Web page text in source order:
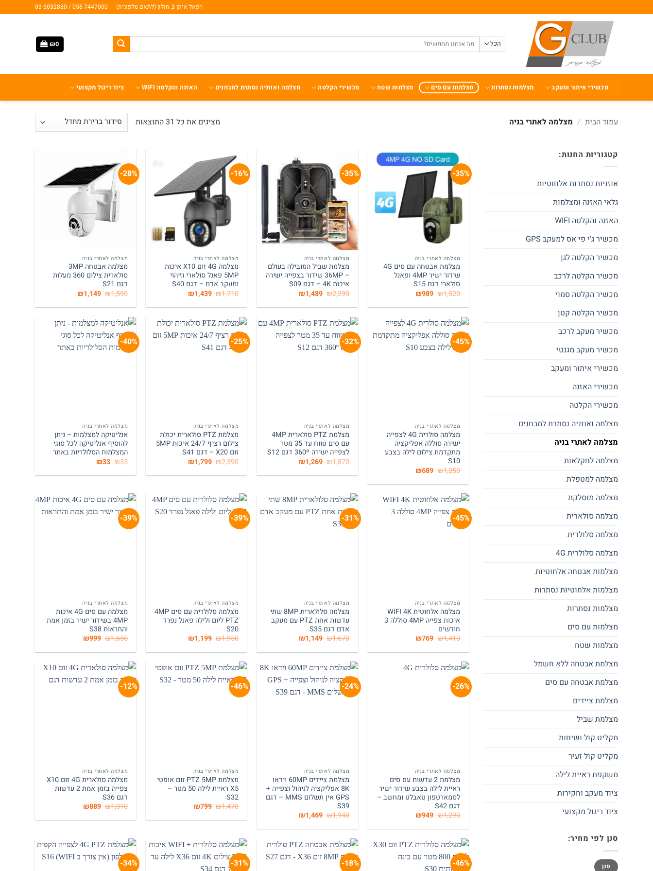
to
רפאל איתן 3, חולון (לתאם טלפונית) 058-7447000 / 03-5032880
עבור:
₪0
מכשירי איתור ומעקב מצלמות נסתרות מצלמות עם סים מצלמות שטח מכשירי הקלטה מצלמה ואוזניה נסתרת למבחנים האזנה והקלטה WIFI ציוד ריגול מקצועי
עמוד הבית / מצלמה לאתרי בניה מציגים את כל ⁦31⁩ התוצאות
קטגוריות החנות:
אוזניות נסתרות אלחוטיות
גלאי האזנה ומצלמות
האזנה והקלטה WIFI
מכשיר ג'י פי אס למעקב GPS
מכשיר הקלטה לגן
מכשיר הקלטה לרכב
מכשיר הקלטה סמוי
מכשיר הקלטה קטן
מכשיר מעקב לרכב
מכשיר מעקב מגנטי
מכשירי איתור ומעקב
מכשירי האזנה
מכשירי הקלטה
מצלמה ואוזניה נסתרת למבחנים
מצלמה לאתרי בניה
מצלמה לחקלאות
מצלמה למטפלת
מצלמה מוסלקת
מצלמה סולארית
מצלמה סלולרית
מצלמה סלולרית 4G
מצלמות אבטחה אלחוטיות
מצלמות אלחוטיות נסתרות
מצלמות נסתרות
מצלמות עם סים
מצלמות שטח
מצלמת אבטחה ללא חשמל
מצלמת אבטחה עם סים
מצלמת ציידים
מצלמת שביל
מקליט קול ושיחות
מקליט קול זעיר
משקפת ראיית לילה
ציוד מעקב וחקירות
ציוד ריגול מקצועי
סנן לפי מחיר:
מחיר
מינימלי
מחיר
מקסימלי
סנן
35%-
מצלמה לאתרי בניה
מצלמת אבטחה עם סים 4G
שידור ישיר 4MP ופאנל
סולארי דגם S15
₪1,520 המחיר
היה:
₪989 המחיר
הוא:
35%-
+
מצלמה לאתרי בניה
מצלמת שביל המובילה בעולם
– 36MP שידור בצפייה ישירה
איכות 4K – דגם S09
₪2,290 המחיר
המקורי
היה:
₪1,489
הוא:
16%-
+
מצלמה לאתרי בניה
מצלמה 4G זום X10 איכות
5MP פאנל סולארי וזיהוי
ומעקב אדם – דגם S40
₪1,710 המחיר
המקורי
היה:
₪1,439
הוא:
28%-
מצלמה לאתרי בניה
מצלמה אבטחה 3MP
סולארית צילום 360 מעלות
דגם S21
₪1,590 המחיר
המקורי
היה:
₪1,149
הוא:
45%-
מצלמה לאתרי בניה
מצלמה סולרית 4G לצפייה
ישירה סוללה אפליקציה
מתקדמת צילום לילה בצבע
S10
₪1,250 המחיר
המקורי
היה:
₪689 המחיר
הוא:
32%-
מצלמה לאתרי בניה
מצלמת PTZ סולארית 4MP
עם סים טווח עד 35 מטר
לצפייה ישירה 360º דגם S12
₪1,870 המחיר
המקורי
היה:
₪1,269
הוא:
25%-
מצלמה לאתרי בניה
מצלמת PTZ סולארית יכולת
צילום רציף 24/7 איכות 5MP
זום X20 – דגם S41
₪2,390 המחיר
המקורי
היה:
₪1,799
הוא:
40%-
מצלמה לאתרי בניה
אנליטיקה למצלמות – ניתן
להוסיף אנליטיקה לכל סוגי
המצלמות הסלולריות באתר
₪55 המחיר
היה:
₪33
הוא:
45%-
מצלמה לאתרי בניה
מצלמה אלחוטית WIFI 4K
איכות צפייה 4MP סוללה 3
חודשים
₪1,410 המחיר
היה:
₪769 המחיר
הוא:
31%-
מצלמה לאתרי בניה
מצלמה סלולארית 8MP שתי
עדשות אחת PTZ עם מעקב
אדם דגם S35
₪1,670 המחיר
המקורי
היה:
₪1,149
הוא:
39%-
מצלמה לאתרי בניה
מצלמה סלולרית עם סים 4MP
PTZ ליום ולילה פאנל נפרד
S20
₪1,950 המחיר
המקורי
היה:
₪1,199
הוא:
39%-
מצלמה לאתרי בניה
מצלמה עם סים 4G איכות
4MP בשידור ישיר בזמן אמת
והתראות S38
₪1,650 המחיר
היה:
₪999
הוא:
26%-
מצלמה לאתרי בניה
מצלמת 2 עדשות עם סים
ראיית לילה בצבע שידור ישיר
לסמארטפון טאבלט ומחשב –
דגם S42
₪1,290 המחיר
היה:
₪949 המחיר
הוא:
24%-
מצלמה לאתרי בניה
מצלמת ציידים 60MP וידאו
8K אפליקציה לניהול וצפייה +
GPS אין תשלום MMS – דגם
S39
₪1,940 המחיר
המקורי
היה:
₪1,469
הוא:
46%-
מצלמה לאתרי בניה
מצלמת PTZ 5MP זום אופטי
X5 ראיית לילה 50 מטר –
S32
₪1,470 המחיר
היה:
₪799
הוא:
12%-
מצלמה לאתרי בניה
מצלמה סולארית 4G זום X10
צפייה בזמן אמת 2 עדשות
דגם S36
₪1,010 המחיר
היה:
₪889
הוא:
46%-
18%-
31%-
34%-